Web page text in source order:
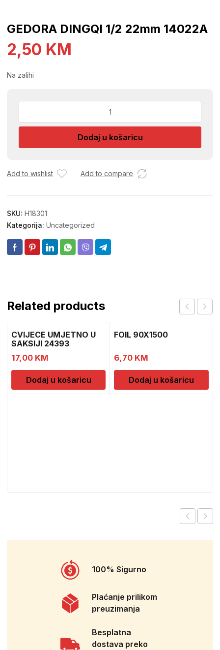
GEDORA DINGQI 1/2 22mm 14022A
2,50 KM
Na zalihi
1/2
14022A
Dodaj u košaricu
Add to wishlist Add to compare
SKU: H18301
Kategorija: Uncategorized
Related products
CVIJECE UMJETNO U
SAKSIJI 24393
CH52439
17,00 KM
Dodaj u košaricu
FOIL 90X1500
6,70 KM
Dodaj u košaricu
100% Sigurno
Plaćanje prilikom
preuzimanja
Besplatna
dostava preko